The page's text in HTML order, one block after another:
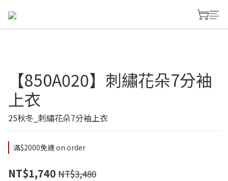
【850A020】刺繡花朵7分袖
上衣
25秋冬_刺繡花朵7分袖上衣
滿$2000免運 on order
NT$1,740 NT$3,480